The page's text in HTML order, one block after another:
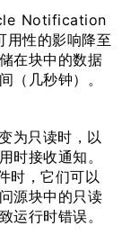
Notification
用性的影响降至
在块中的数据
（几秒钟）。
为只读时，以
时接收通知。
时，它们可以
源块中的只读
运行时错误。